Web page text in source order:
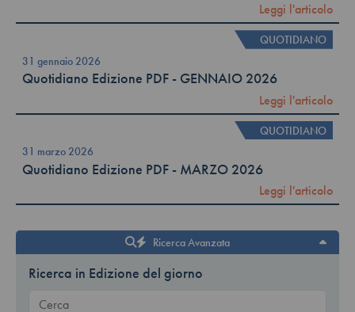
Leggi l'articolo
QUOTIDIANO
31 gennaio 2026
Quotidiano Edizione PDF - GENNAIO 2026
Leggi l'articolo
QUOTIDIANO
31 marzo 2026
Quotidiano Edizione PDF - MARZO 2026
Leggi l'articolo
Ricerca Avanzata
Ricerca in Edizione del giorno